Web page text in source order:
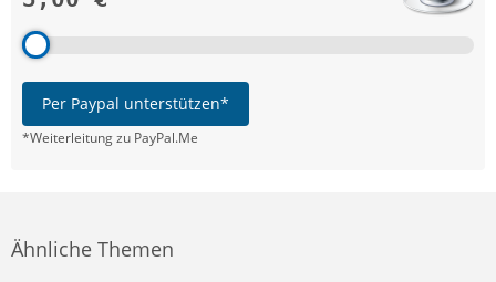
Per Paypal unterstützen*
*Weiterleitung zu PayPal.Me
Ähnliche Themen